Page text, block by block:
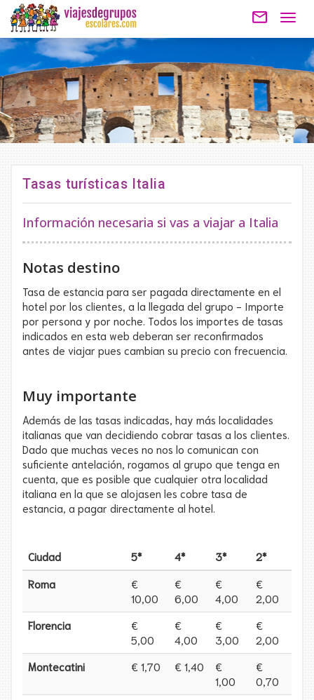
mail_outline
Tasas turísticas Italia
Información necesaria si vas a viajar a Italia
Notas destino
Tasa de estancia para ser pagada directamente en el
hotel por los clientes, a la llegada del grupo - Importe
por persona y por noche. Todos los importes de tasas
indicados en esta web deberan ser reconfirmados
antes de viajar pues cambian su precio con frecuencia.
Muy importante
Además de las tasas indicadas, hay más localidades
italianas que van decidiendo cobrar tasas a los clientes.
Dado que muchas veces no nos lo comunican con
suficiente antelación, rogamos al grupo que tenga en
cuenta, que es posible que cualquier otra localidad
italiana en la que se alojasen les cobre tasa de
estancia, a pagar directamente al hotel.
Ciudad 5* 4* 3*
2*
Roma
€
10,00
€
6,00
€
4,00
€
2,00
Florencia
€
5,00
€
4,00
€
3,00
€
2,00
Montecatini
€ 1,70 € 1,40
€
1,00
€
0,70